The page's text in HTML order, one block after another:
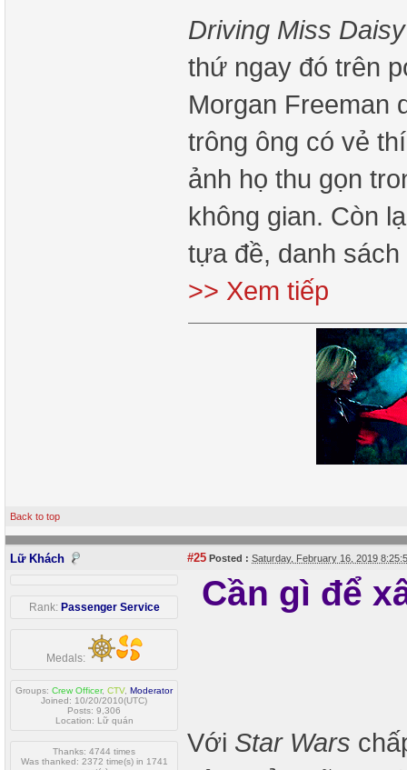
Driving Miss Daisy
thứ ngay đó trên
Morgan Freeman
trông ông có vẻ
ảnh họ thu gọn
không gian. Còn
tựa đề, danh
>> Xem tiếp
Back to top
Lữ Khách #25 Posted : Saturday, February 16, 2019
Rank: Passenger Service
Medals:
Groups: Crew Officer, CTV, Moderator
Joined: 10/20/2010(UTC)
Posts: 9,306
Location: Lữ quán
Thanks: 4744 times
Was thanked: 2372 time(s) in 1741
Cần gì để
Với Star Wars